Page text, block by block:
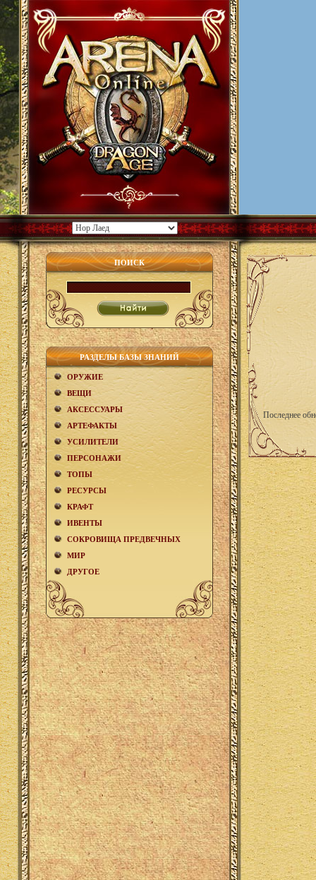
ПОИСК
РАЗДЕЛЫ БАЗЫ ЗНАНИЙ
ОРУЖИЕ
ВЕЩИ
АКCЕСCУАРЫ
АРТЕФАКТЫ
УСИЛИТЕЛИ
ПЕРСОНАЖИ
ТОПЫ
РЕСУРСЫ
КРАФТ
ИВЕНТЫ
СОКРОВИЩА ПРЕДВЕЧНЫХ
МИР
ДРУГОЕ
Последнее